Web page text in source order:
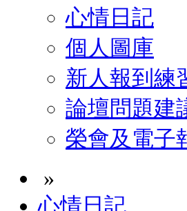
心情日記
個人圖庫
新人報到練
論壇問題建
榮會及電子
»
心情日記